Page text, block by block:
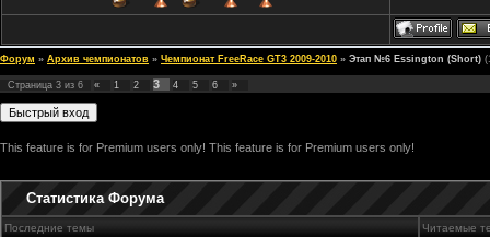
Форум » Архив чемпионатов » Чемпионат FreeRace GT3 2009-2010 » Этап №6 Essington (Short)
Страница 3 из 6 « 1 2 3 4 5 6 »
This feature is for Premium users only! This feature is for Premium users only!
Статистика Форума
Последние темы Читаемые